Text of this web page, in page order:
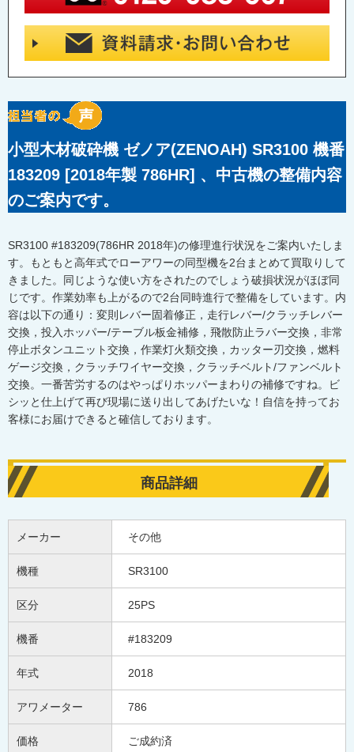
小型木材破砕機 ゼノア(ZENOAH) SR3100 機番
183209 [2018年製 786HR] 、中古機の整備内容
のご案内です。
SR3100 #183209(786HR 2018年)の修理進行状況をご案内いたしま
す。もともと高年式でローアワーの同型機を2台まとめて買取りして
きました。同じような使い方をされたのでしょう破損状況がほぼ同
じです。作業効率も上がるので2台同時進行で整備をしています。内
容は以下の通り：変則レバー固着修正，走行レバー/クラッチレバー
交換，投入ホッパー/テーブル板金補修，飛散防止ラバー交換，非常
停止ボタンユニット交換，作業灯火類交換，カッター刃交換，燃料
ゲージ交換，クラッチワイヤー交換，クラッチベルト/ファンベルト
交換。一番苦労するのはやっぱりホッパーまわりの補修ですね。ビ
シッと仕上げて再び現場に送り出してあげたいな！自信を持ってお
客様にお届けできると確信しております。
商品詳細
メーカー その他
機種 SR3100
区分 25PS
機番 #183209
年式 2018
アワメーター 786
価格 ご成約済